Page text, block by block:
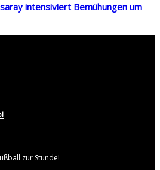
intensiviert Bemühungen um
zur Stunde!